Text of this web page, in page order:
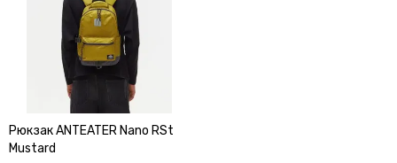
Рюкзак ANTEATER Nano RSt
Mustard